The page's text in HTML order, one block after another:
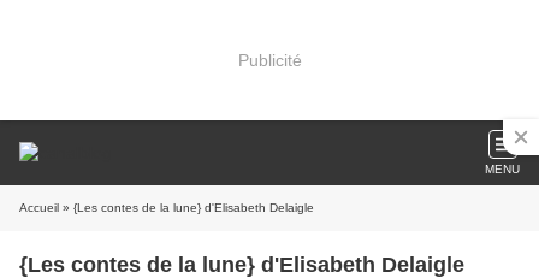
Publicité
MENU
Accueil » {Les contes de la lune} d'Elisabeth Delaigle
{Les contes de la lune} d'Elisabeth Delaigle